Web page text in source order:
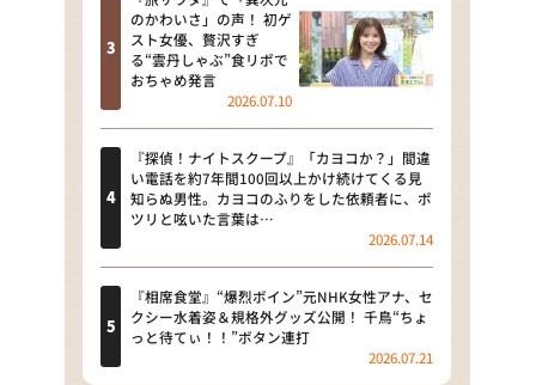
本日はダイアンなり！シーズン２
朝だ！生です旅サラダ
教えて！ニュースライブ 正義の
ミカタ
ＬＩＦＥ～夢のカタチ～
新婚さんいらっしゃい！
ポツンと一軒家
ザキ山小屋本館
のかわいさ」の声！ 初ゲ
スト女優、贅沢すぎ
る“雲丹しゃぶ”食リポで
おちゃめ発言
2026.07.10
『探偵！ナイトスクープ』「カヨコか？」間違
い電話を約7年間100回以上かけ続けてくる見
知らぬ男性。カヨコのふりをした依頼者に、ポ
ツリと呟いた言葉は…
2026.07.14
『相席食堂』“爆烈ボイン”元NHK女性アナ、セ
クシー水着姿＆規格外グッズ公開！ 千鳥“ちょ
っと待てぃ！！”ボタン連打
2026.07.21